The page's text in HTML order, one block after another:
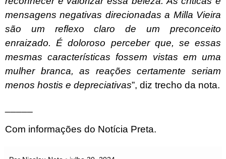
mensagens negativas direcionadas a Milla Vieira
são um reflexo claro de um preconceito
enraizado. É doloroso perceber que, se essas
mesmas características fossem vistas em uma
mulher branca, as reações certamente seriam
menos hostis e depreciativas”, diz trecho da nota.
Com informações do Notícia Preta.